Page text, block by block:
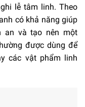
lễ tâm linh. Theo
có khả năng giúp
an và tạo nên một
được dùng để
các vật phẩm linh